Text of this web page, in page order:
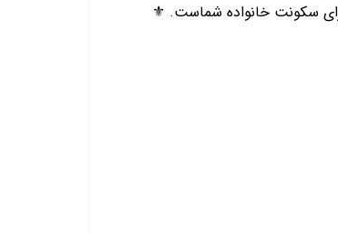
سکونت خانواده شماست. ⚜️